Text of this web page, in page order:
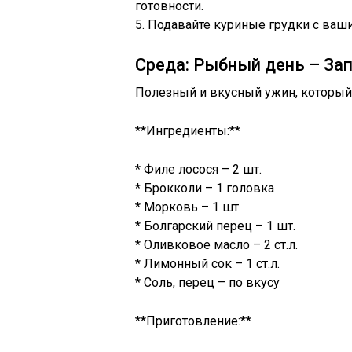
готовности.
5. Подавайте куриные грудки с
Среда: Рыбный день –
Полезный и вкусный ужин, который
**Ингредиенты:**
* Филе лосося – 2 шт.
* Брокколи – 1 головка
* Морковь – 1 шт.
* Болгарский перец – 1 шт.
* Оливковое масло – 2 ст.л.
* Лимонный сок – 1 ст.л.
* Соль, перец – по вкусу
**Приготовление:**